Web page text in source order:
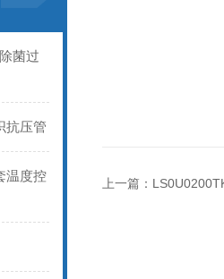
菌过
抗压管
温度控
上一篇：